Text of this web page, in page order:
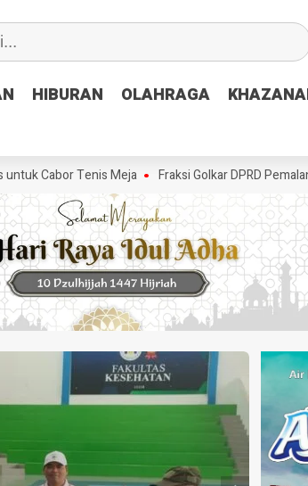
HIBURAN OLAHRAGA
HIBURAN OLAHRAGA
Tenis Meja Fraksi Golkar DPRD Pemalang